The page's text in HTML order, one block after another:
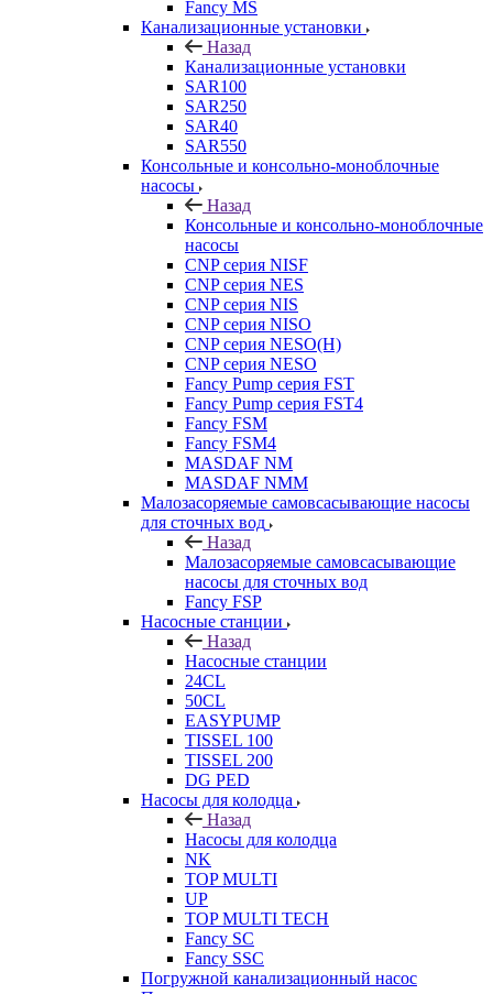
Fancy MS
Канализационные установки
Назад
Канализационные установки
SAR100
SAR250
SAR40
SAR550
Консольные и консольно-моноблочные
насосы
Назад
Консольные и консольно-моноблочные
насосы
CNP серия NISF
CNP серия NES
CNP серия NIS
CNP серия NISO
CNP серия NESO(H)
CNP серия NESO
Fancy Pump серия FST
Fancy Pump серия FST4
Fancy FSM
Fancy FSM4
MASDAF NM
MASDAF NMM
Малозасоряемые самовсасывающие насосы
для сточных вод
Назад
Малозасоряемые самовсасывающие
насосы для сточных вод
Fancy FSP
Насосные станции
Назад
Насосные станции
24CL
50CL
EASYPUMP
TISSEL 100
TISSEL 200
DG PED
Насосы для колодца
Назад
Насосы для колодца
NK
TOP MULTI
UP
TOP MULTI TECH
Fancy SC
Fancy SSC
Погружной канализационный насос